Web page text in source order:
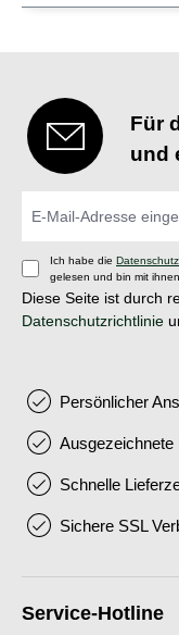
Für
und
Ich habe die
gelesen und bin mit
Diese Seite ist durch
Datenschutzrichtlinie
Persönlicher
Ausgezeichnete
Schnelle
Sichere SSL
Service-Hotline